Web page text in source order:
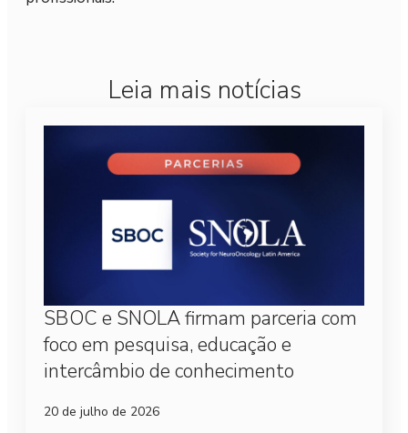
Leia mais notícias
SBOC e SNOLA firmam parceria com
foco em pesquisa, educação e
intercâmbio de conhecimento
20 de julho de 2026